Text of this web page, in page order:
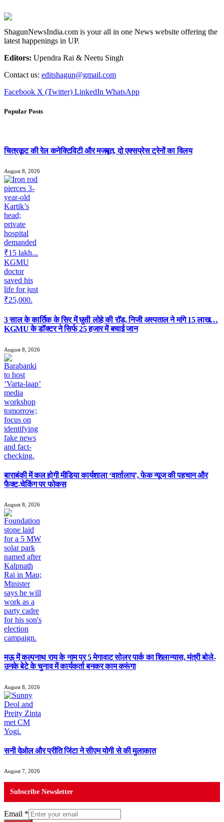
ShagunNewsIndia.com is your all in one News website offering the
latest happenings in UP.
Editors: Upendra Rai & Neetu Singh
Contact us: editshagun@gmail.com
Facebook X (Twitter) LinkedIn WhatsApp
Popular Posts
चित्रकूट की रेल कनेक्टिविटी और मजबूत, दो एक्सप्रेस ट्रेनों का विलय
August 8, 2026
3 साल के कार्तिक के सिर में घुसी लोहे की रॉड, निजी अस्पताल ने मांगे 15 लाख…
KGMU के डॉक्टर ने सिर्फ 25 हजार में बचाई जान
August 8, 2026
बाराबंकी में कल होगी मीडिया कार्यशाला ‘वार्तालाप’, फेक न्यूज की पहचान और
फैक्ट-चेकिंग पर फोकस
August 8, 2026
मऊ में कल्पनाथ राय के नाम पर 5 मेगावाट सोलर पार्क का शिलान्यास, मंत्री बोले-
उनके बेटे के चुनाव में कार्यकर्ता बनकर काम करूंगा
August 8, 2026
सनी देओल और प्रीति जिंटा ने सीएम योगी से की मुलाकात
August 7, 2026
Subscribe Newsletter
Email *